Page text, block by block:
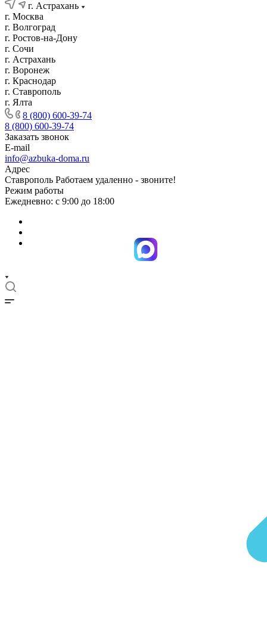
г. Астрахань
г. Москва
г. Волгоград
г. Ростов-на-Дону
г. Сочи
г. Астрахань
г. Воронеж
г. Краснодар
г. Ставрополь
г. Ялта
8 (800) 600-39-74
8 (800) 600-39-74
Заказать звонок
E-mail
info@azbuka-doma.ru
Адрес
Ставрополь Работаем удаленно - звоните!
Режим работы
Ежедневно: с 9:00 до 18:00